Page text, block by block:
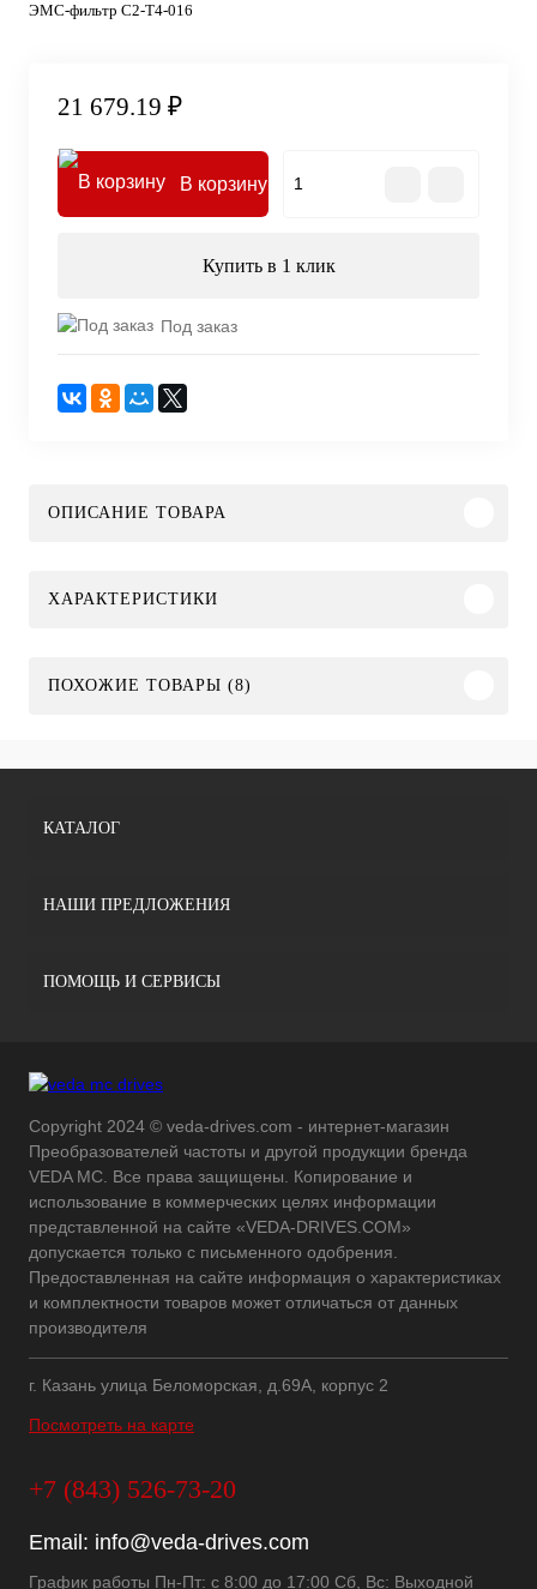
ЭМС-фильтр C2-T4-016
21 679.19 ₽
В корзину
Купить в 1 клик
Под заказ
ОПИСАНИЕ ТОВАРА
ХАРАКТЕРИСТИКИ
ПОХОЖИЕ ТОВАРЫ (8)
КАТАЛОГ
НАШИ ПРЕДЛОЖЕНИЯ
ПОМОЩЬ И СЕРВИСЫ
Copyright 2024 © veda-drives.com - интернет-магазин
Преобразователей частоты и другой продукции бренда
VEDA MC. Все права защищены. Копирование и
использование в коммерческих целях информации
представленной на сайте «VEDA-DRIVES.COM»
допускается только с письменного одобрения.
Предоставленная на сайте информация о характеристиках
и комплектности товаров может отличаться от данных
производителя
г. Казань улица Беломорская, д.69А, корпус 2
Посмотреть на карте
+7 (843) 526-73-20
Email: info@veda-drives.com
График работы Пн-Пт: с 8:00 до 17:00 Сб, Вс: Выходной